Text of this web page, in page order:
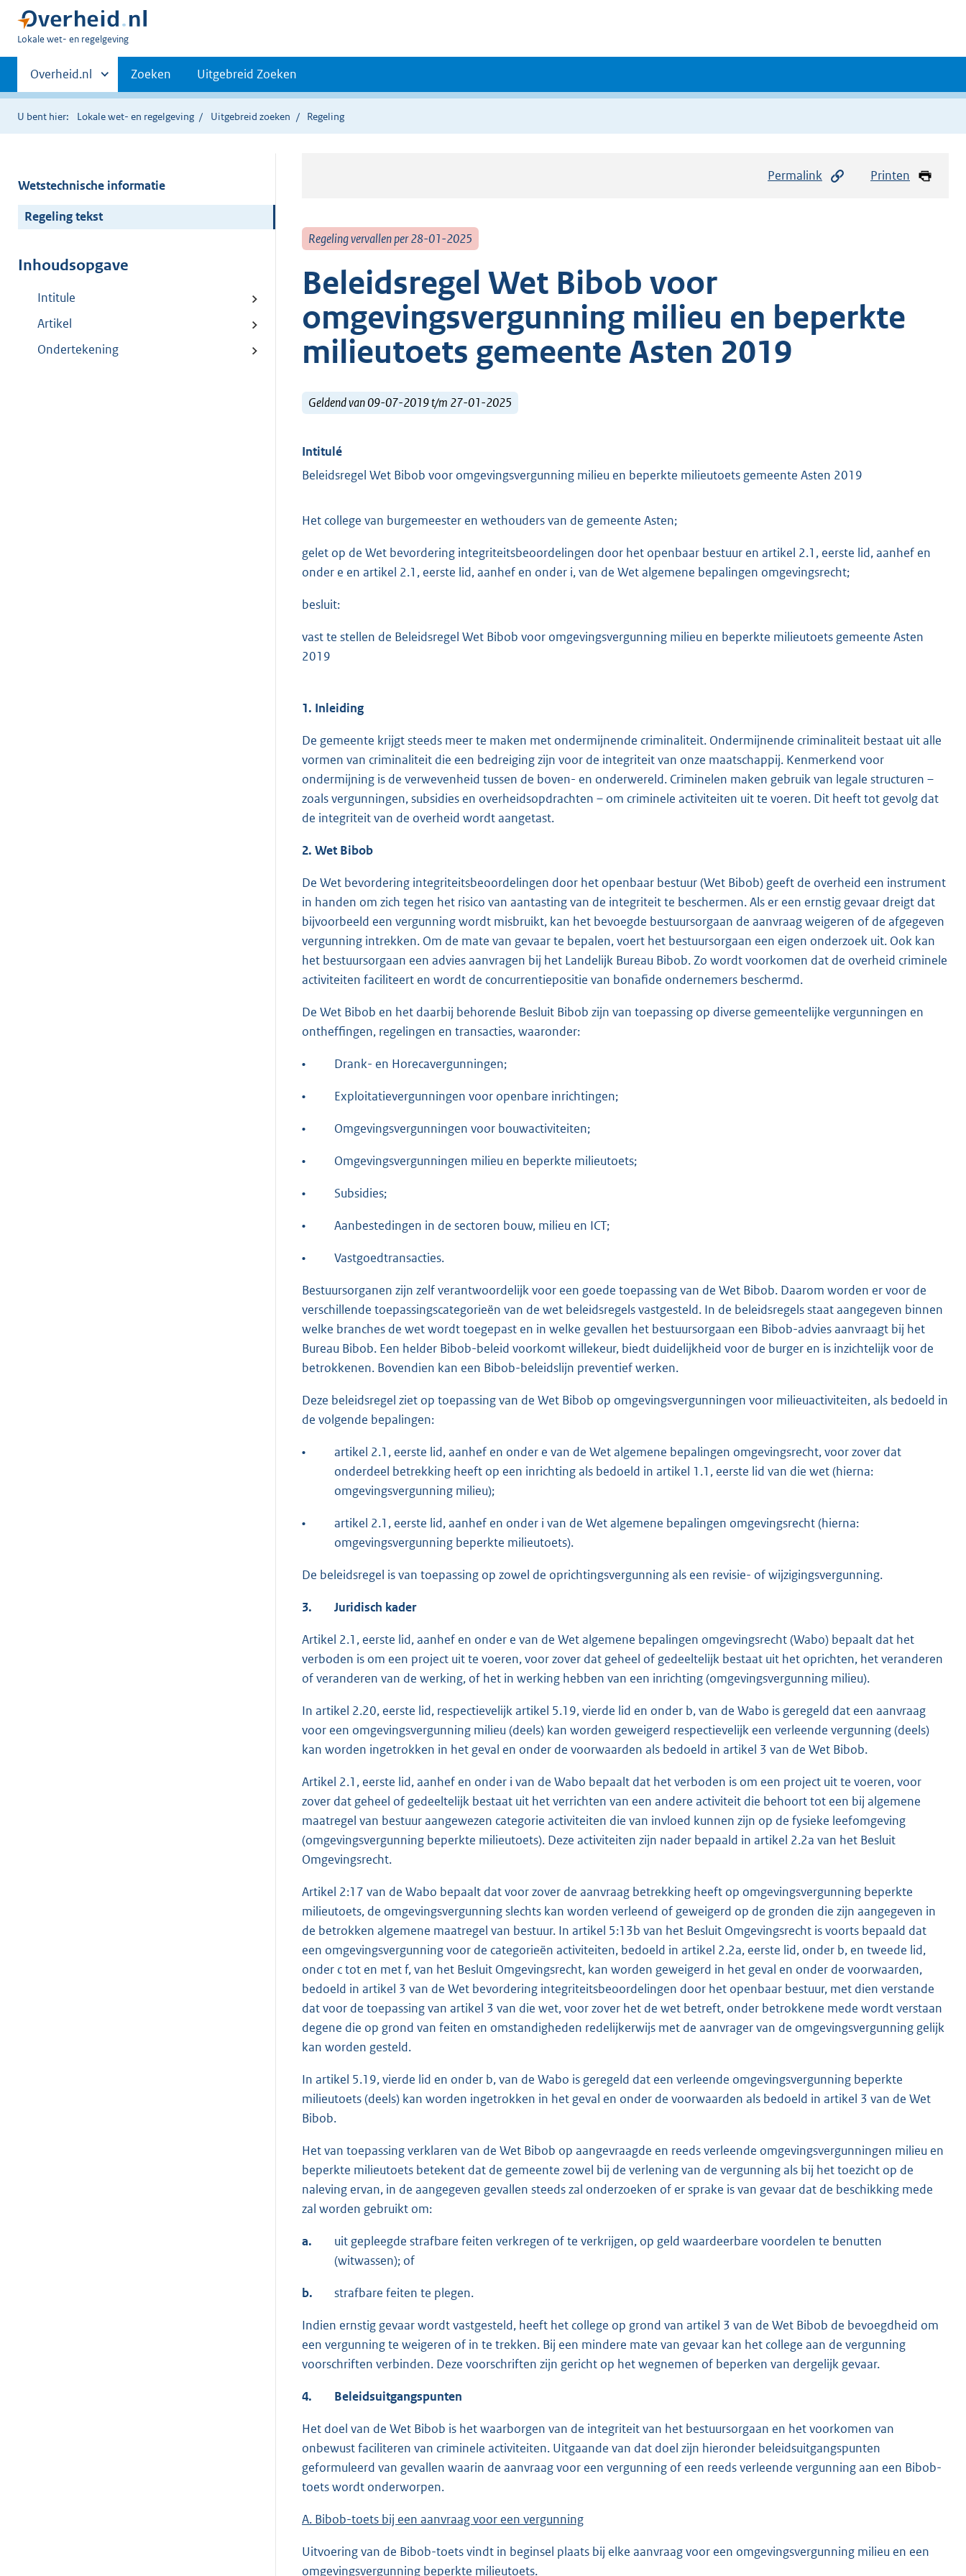
U
hier:
Lokale wet- en regelgeving
Primaire
navigatie
Andere
sites
binnen
Overheid.nl Zoeken Uitgebreid Zoeken
U bent hier: Lokale wet- en regelgeving Uitgebreid zoeken Regeling
Wetstechnische informatie
Regeling tekst
Inhoudsopgave
Intitule
Artikel
Ondertekening
Permalink Printen
Regeling vervallen per 28-01-2025
Beleidsregel Wet Bibob voor
omgevingsvergunning milieu en beperkte
milieutoets gemeente Asten 2019
Geldend van 09-07-2019 t/m 27-01-2025
Intitulé
Beleidsregel Wet Bibob voor omgevingsvergunning milieu en beperkte milieutoets gemeente Asten 2019
Het college van burgemeester en wethouders van de gemeente Asten;
gelet op de Wet bevordering integriteitsbeoordelingen door het openbaar bestuur en artikel 2.1, eerste lid, aanhef en
onder e en artikel 2.1, eerste lid, aanhef en onder i, van de Wet algemene bepalingen omgevingsrecht;
besluit:
vast te stellen de Beleidsregel Wet Bibob voor omgevingsvergunning milieu en beperkte milieutoets gemeente Asten
2019
1. Inleiding
De gemeente krijgt steeds meer te maken met ondermijnende criminaliteit. Ondermijnende criminaliteit bestaat uit alle
vormen van criminaliteit die een bedreiging zijn voor de integriteit van onze maatschappij. Kenmerkend voor
ondermijning is de verwevenheid tussen de boven- en onderwereld. Criminelen maken gebruik van legale structuren –
zoals vergunningen, subsidies en overheidsopdrachten – om criminele activiteiten uit te voeren. Dit heeft tot gevolg dat
de integriteit van de overheid wordt aangetast.
2. Wet Bibob
De Wet bevordering integriteitsbeoordelingen door het openbaar bestuur (Wet Bibob) geeft de overheid een instrument
in handen om zich tegen het risico van aantasting van de integriteit te beschermen. Als er een ernstig gevaar dreigt dat
bijvoorbeeld een vergunning wordt misbruikt, kan het bevoegde bestuursorgaan de aanvraag weigeren of de afgegeven
vergunning intrekken. Om de mate van gevaar te bepalen, voert het bestuursorgaan een eigen onderzoek uit. Ook kan
het bestuursorgaan een advies aanvragen bij het Landelijk Bureau Bibob. Zo wordt voorkomen dat de overheid criminele
activiteiten faciliteert en wordt de concurrentiepositie van bonafide ondernemers beschermd.
De Wet Bibob en het daarbij behorende Besluit Bibob zijn van toepassing op diverse gemeentelijke vergunningen en
ontheffingen, regelingen en transacties, waaronder:
• Drank- en Horecavergunningen;
• Exploitatievergunningen voor openbare inrichtingen;
• Omgevingsvergunningen voor bouwactiviteiten;
• Omgevingsvergunningen milieu en beperkte milieutoets;
• Subsidies;
• Aanbestedingen in de sectoren bouw, milieu en ICT;
• Vastgoedtransacties.
Bestuursorganen zijn zelf verantwoordelijk voor een goede toepassing van de Wet Bibob. Daarom worden er voor de
verschillende toepassingscategorieën van de wet beleidsregels vastgesteld. In de beleidsregels staat aangegeven binnen
welke branches de wet wordt toegepast en in welke gevallen het bestuursorgaan een Bibob-advies aanvraagt bij het
Bureau Bibob. Een helder Bibob-beleid voorkomt willekeur, biedt duidelijkheid voor de burger en is inzichtelijk voor de
betrokkenen. Bovendien kan een Bibob-beleidslijn preventief werken.
Deze beleidsregel ziet op toepassing van de Wet Bibob op omgevingsvergunningen voor milieuactiviteiten, als bedoeld in
de volgende bepalingen:
•
artikel 2.1, eerste lid, aanhef en onder e van de Wet algemene bepalingen omgevingsrecht, voor zover dat
onderdeel betrekking heeft op een inrichting als bedoeld in artikel 1.1, eerste lid van die wet (hierna:
omgevingsvergunning milieu);
•
artikel 2.1, eerste lid, aanhef en onder i van de Wet algemene bepalingen omgevingsrecht (hierna:
omgevingsvergunning beperkte milieutoets).
De beleidsregel is van toepassing op zowel de oprichtingsvergunning als een revisie- of wijzigingsvergunning.
3. Juridisch kader
Artikel 2.1, eerste lid, aanhef en onder e van de Wet algemene bepalingen omgevingsrecht (Wabo) bepaalt dat het
verboden is om een project uit te voeren, voor zover dat geheel of gedeeltelijk bestaat uit het oprichten, het veranderen
of veranderen van de werking, of het in werking hebben van een inrichting (omgevingsvergunning milieu).
In artikel 2.20, eerste lid, respectievelijk artikel 5.19, vierde lid en onder b, van de Wabo is geregeld dat een aanvraag
voor een omgevingsvergunning milieu (deels) kan worden geweigerd respectievelijk een verleende vergunning (deels)
kan worden ingetrokken in het geval en onder de voorwaarden als bedoeld in artikel 3 van de Wet Bibob.
Artikel 2.1, eerste lid, aanhef en onder i van de Wabo bepaalt dat het verboden is om een project uit te voeren, voor
zover dat geheel of gedeeltelijk bestaat uit het verrichten van een andere activiteit die behoort tot een bij algemene
maatregel van bestuur aangewezen categorie activiteiten die van invloed kunnen zijn op de fysieke leefomgeving
(omgevingsvergunning beperkte milieutoets). Deze activiteiten zijn nader bepaald in artikel 2.2a van het Besluit
Omgevingsrecht.
Artikel 2:17 van de Wabo bepaalt dat voor zover de aanvraag betrekking heeft op omgevingsvergunning beperkte
milieutoets, de omgevingsvergunning slechts kan worden verleend of geweigerd op de gronden die zijn aangegeven in
de betrokken algemene maatregel van bestuur. In artikel 5:13b van het Besluit Omgevingsrecht is voorts bepaald dat
een omgevingsvergunning voor de categorieën activiteiten, bedoeld in artikel 2.2a, eerste lid, onder b, en tweede lid,
onder c tot en met f, van het Besluit Omgevingsrecht, kan worden geweigerd in het geval en onder de voorwaarden,
bedoeld in artikel 3 van de Wet bevordering integriteitsbeoordelingen door het openbaar bestuur, met dien verstande
dat voor de toepassing van artikel 3 van die wet, voor zover het de wet betreft, onder betrokkene mede wordt verstaan
degene die op grond van feiten en omstandigheden redelijkerwijs met de aanvrager van de omgevingsvergunning gelijk
kan worden gesteld.
In artikel 5.19, vierde lid en onder b, van de Wabo is geregeld dat een verleende omgevingsvergunning beperkte
milieutoets (deels) kan worden ingetrokken in het geval en onder de voorwaarden als bedoeld in artikel 3 van de Wet
Bibob.
Het van toepassing verklaren van de Wet Bibob op aangevraagde en reeds verleende omgevingsvergunningen milieu en
beperkte milieutoets betekent dat de gemeente zowel bij de verlening van de vergunning als bij het toezicht op de
naleving ervan, in de aangegeven gevallen steeds zal onderzoeken of er sprake is van gevaar dat de beschikking mede
zal worden gebruikt om:
a.
uit gepleegde strafbare feiten verkregen of te verkrijgen, op geld waardeerbare voordelen te benutten
(witwassen); of
b. strafbare feiten te plegen.
Indien ernstig gevaar wordt vastgesteld, heeft het college op grond van artikel 3 van de Wet Bibob de bevoegdheid om
een vergunning te weigeren of in te trekken. Bij een mindere mate van gevaar kan het college aan de vergunning
voorschriften verbinden. Deze voorschriften zijn gericht op het wegnemen of beperken van dergelijk gevaar.
4. Beleidsuitgangspunten
Het doel van de Wet Bibob is het waarborgen van de integriteit van het bestuursorgaan en het voorkomen van
onbewust faciliteren van criminele activiteiten. Uitgaande van dat doel zijn hieronder beleidsuitgangspunten
geformuleerd van gevallen waarin de aanvraag voor een vergunning of een reeds verleende vergunning aan een Bibob-
toets wordt onderworpen.
A. Bibob-toets bij een aanvraag voor een vergunning
Uitvoering van de Bibob-toets vindt in beginsel plaats bij elke aanvraag voor een omgevingsvergunning milieu en een
omgevingsvergunning beperkte milieutoets.